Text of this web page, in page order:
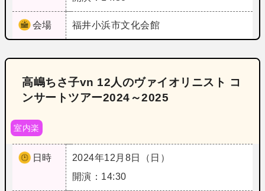
会場 福井小浜市文化会館
高嶋ちさ子vn 12人のヴァイオリニスト コ
ンサートツアー2024～2025
室内楽
日時
2024年12月8日（日）
開演：14:30